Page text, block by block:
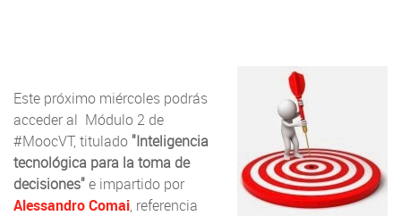
Este próximo miércoles podrás
acceder al Módulo 2 de
#MoocVT, titulado "Inteligencia
tecnológica para la toma de
decisiones"e impartido por
Alessandro Comai, referencia